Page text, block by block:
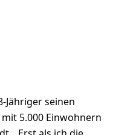
Jähriger seinen
5.000 Einwohnern